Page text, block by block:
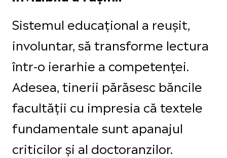
Sistemul educațional a reușit,
involuntar, să transforme lectura
într-o ierarhie a competenței.
Adesea, tinerii părăsesc băncile
facultății cu impresia că textele
fundamentale sunt apanajul
criticilor și al doctoranzilor.